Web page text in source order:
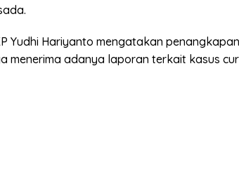
Yudhi Hariyanto mengatakan
menerima adanya laporan terkait kasus